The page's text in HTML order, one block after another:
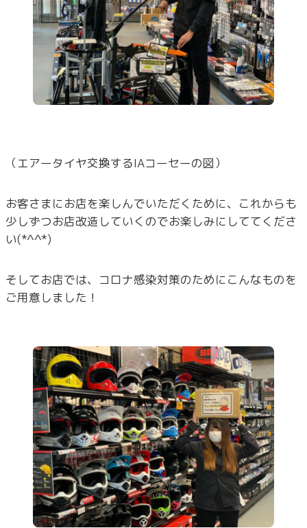
（エアータイヤ交換するIAコーセーの図）
お客さまにお店を楽しんでいただくために、これからも
少しずつお店改造していくのでお楽しみにしててくださ
い(*^^*)
そしてお店では、コロナ感染対策のためにこんなものを
ご用意しました！